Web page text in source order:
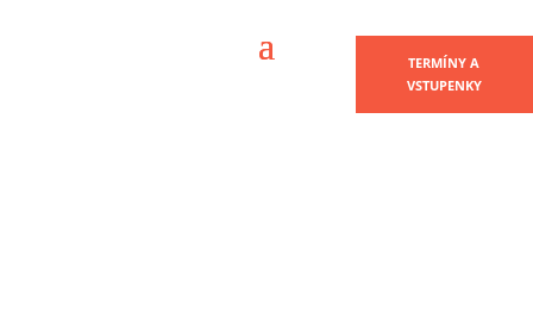
TERMÍNY A
VSTUPENKY